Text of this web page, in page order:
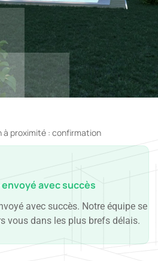
à proximité : confirmation
avec succès
avec succès. Notre équipe se
vous dans les plus brefs délais.